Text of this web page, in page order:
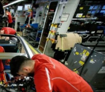
Ifo güven endeksi
ayında 86,9​ ile beklentilerin